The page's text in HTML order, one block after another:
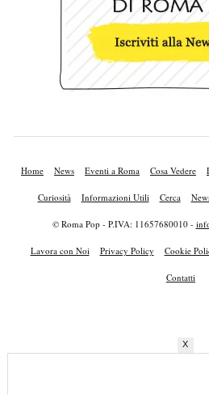
Home News Eventi a Roma Cosa Vedere
Curiosità Informazioni Utili Cerca
© Roma Pop - P.IVA: 11657680010 -
Lavora con Noi Privacy Policy Cookie
Contatti
X